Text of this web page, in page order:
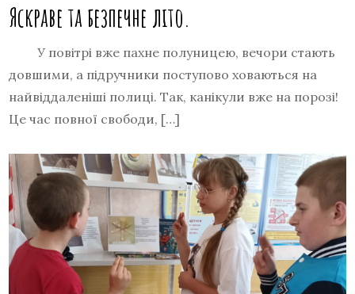
Яскраве та безпечне літо.
У повітрі вже пахне полуницею, вечори стають
довшими, а підручники поступово ховаються на
найвіддаленіші полиці. Так, канікули вже на порозі!
Це час повної свободи, […]